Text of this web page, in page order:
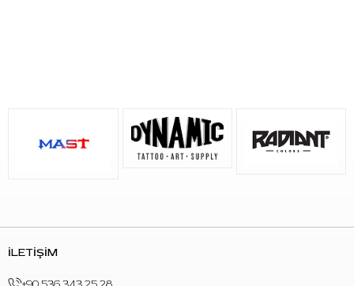
Hazırlanan stencil kağıdını cilt üzerine kaydırmadan yerleştiriniz
ve çizimin aktarılması için kısa süre sabit tutunuz. Transfer
S: Electrum Premium Tattoo Stencil hangi dövme
İLETİŞİM